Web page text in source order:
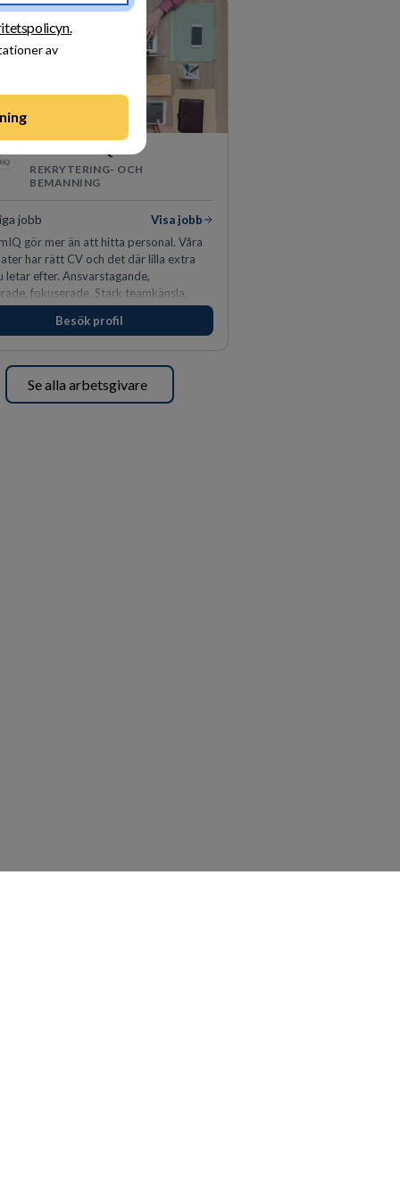
av
REKRYTERING- OCH
BEMANNING
jobb
Visa jobb
gör mer än att hitta personal. Våra
har rätt CV och det där lilla extra
letar efter. Ansvarstagande,
fokuserade. Stark teamkänsla,
och hälsomedvetna. Vi kallar det
egenskaper.
Besök profil
Se alla arbetsgivare